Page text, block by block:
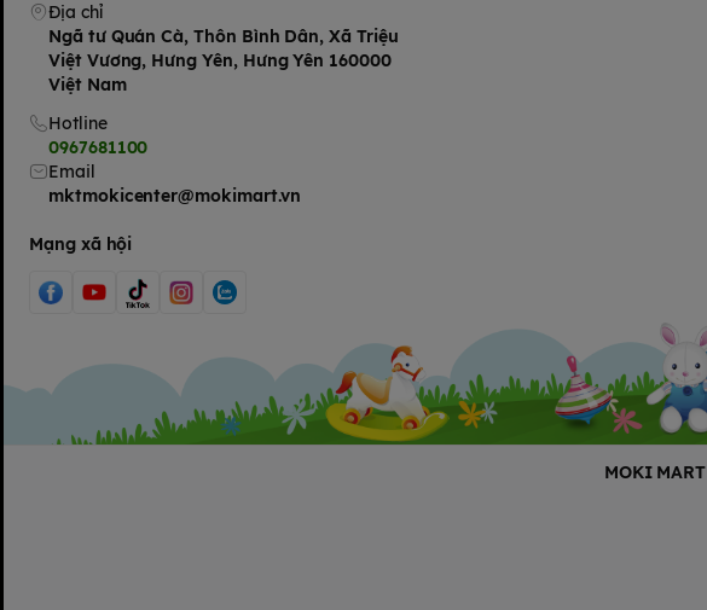
Địa chỉ
Ngã tư Quán Cà, Thôn Bình Dân, Xã Triệu
Việt Vương, Hưng Yên, Hưng Yên 160000
Việt Nam
Hotline
0967681100
Email
mktmokicenter@mokimart.vn
Mạng xã hội
MOKI MART